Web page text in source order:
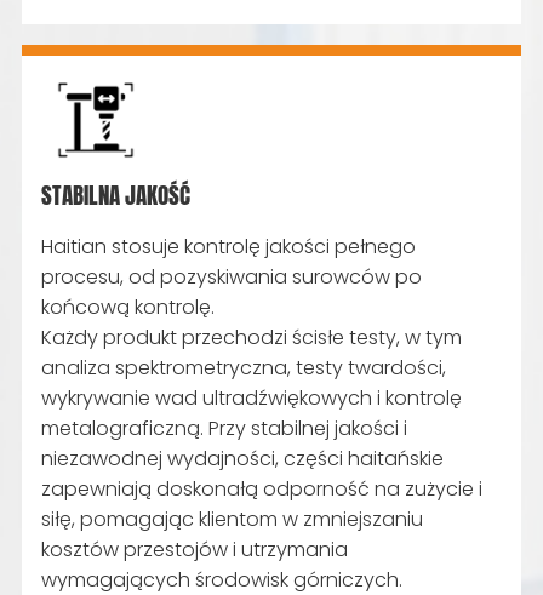
STABILNA JAKOŚĆ
Haitian stosuje kontrolę jakości pełnego
procesu, od pozyskiwania surowców po
końcową kontrolę.
Każdy produkt przechodzi ścisłe testy, w tym
analiza spektrometryczna, testy twardości,
wykrywanie wad ultradźwiękowych i kontrolę
metalograficzną. Przy stabilnej jakości i
niezawodnej wydajności, części haitańskie
zapewniają doskonałą odporność na zużycie i
siłę, pomagając klientom w zmniejszaniu
kosztów przestojów i utrzymania
wymagających środowisk górniczych.